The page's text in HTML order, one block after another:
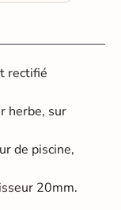
rectifié
herbe, sur
de piscine,
20mm.